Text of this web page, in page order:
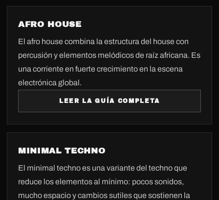
AFRO HOUSE
El afro house combina la estructura del house con
percusión y elementos melódicos de raíz africana. Es
una corriente en fuerte crecimiento en la escena
electrónica global.
LEER LA GUÍA COMPLETA
MINIMAL TECHNO
El minimal techno es una variante del techno que
reduce los elementos al mínimo: pocos sonidos,
mucho espacio y cambios sutiles que sostienen la